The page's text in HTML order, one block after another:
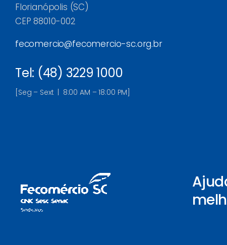
Florianópolis (SC)
CEP 88010-002
fecomercio@fecomercio-sc.org.br
Tel: (48) 3229 1000
[Seg – Sext | 8:00 AM – 18:00 PM]